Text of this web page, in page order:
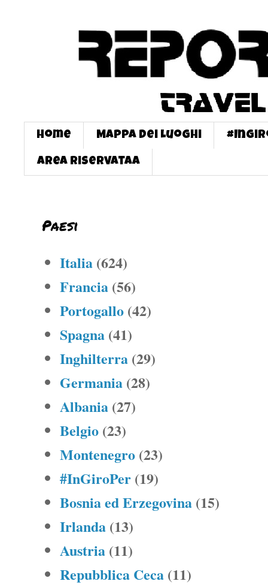
Home Mappa dei Luoghi
Area Riservataa
Paesi
Italia (624)
Francia (56)
Portogallo (42)
Spagna (41)
Inghilterra (29)
Germania (28)
Albania (27)
Belgio (23)
Montenegro (23)
#InGiroPer (19)
Bosnia ed Erzegovina (15)
Irlanda (13)
Austria (11)
Repubblica Ceca (11)